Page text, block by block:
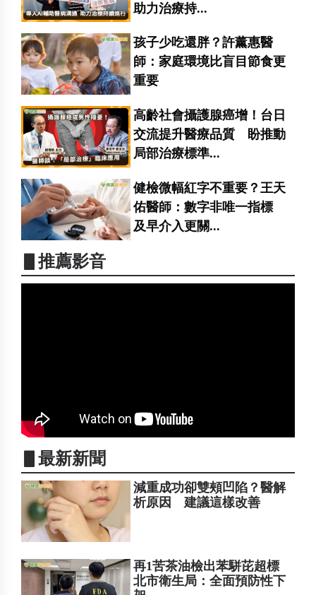
助力治療持...
孩子少吃還胖？許薰惠醫
師：家庭環境比盲目節食更
重要
高齡社會攝護腺癌增！台日
交流提升醫療品質 盼推動
局部治療標準...
健檢微幅紅字不重要？王天
佑醫師：數字非唯一指標
及早介入更關...
▋推薦影音
▋最新新聞
減重成功卻雙頰凹陷？醫解
析原因 建議這樣改善
再1苦茶油檢出苯駢芘超標
北市衛生局：全面預防性下